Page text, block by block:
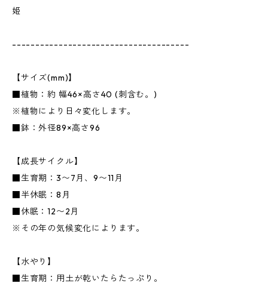
姫
--------------------------------------
【サイズ(mm)】
■植物：約 幅46×高さ40 (刺含む。)
※植物により日々変化します。
■鉢：外径89×高さ96
【成長サイクル】
■生育期：3〜7月、9〜11月
■半休眠：8月
■休眠：12〜2月
※その年の気候変化によります。
【水やり】
■生育期：用土が乾いたらたっぷり。